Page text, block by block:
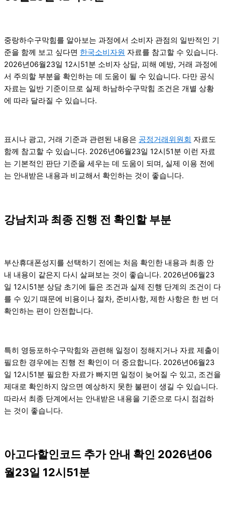
중랑하수구막힘를 알아보는 과정에서 소비자 관점의 일반적인 기
준을 함께 보고 싶다면 한국소비자원 자료를 참고할 수 있습니다.
2026년06월23일 12시51분 소비자 상담, 피해 예방, 거래 과정에
서 주의할 부분을 확인하는 데 도움이 될 수 있습니다. 다만 공식
자료는 일반 기준이므로 실제 하남하수구막힘 조건은 개별 상황
에 따라 달라질 수 있습니다.
표시나 광고, 거래 기준과 관련된 내용은 공정거래위원회 자료도
함께 참고할 수 있습니다. 2026년06월23일 12시51분 이런 자료
는 기본적인 판단 기준을 세우는 데 도움이 되며, 실제 이용 전에
는 안내받은 내용과 비교해서 확인하는 것이 좋습니다.
강남치과 최종 진행 전 확인할 부분
부산휴대폰성지를 선택하기 전에는 처음 확인한 내용과 최종 안
내 내용이 같은지 다시 살펴보는 것이 좋습니다. 2026년06월23
일 12시51분 상담 초기에 들은 조건과 실제 진행 단계의 조건이 다
를 수 있기 때문에 비용이나 절차, 준비사항, 제한 사항은 한 번 더
확인하는 편이 안전합니다.
특히 영등포하수구막힘와 관련해 일정이 정해지거나 자료 제출이
필요한 경우에는 진행 전 확인이 더 중요합니다. 2026년06월23
일 12시51분 필요한 자료가 빠지면 일정이 늦어질 수 있고, 조건을
제대로 확인하지 않으면 예상하지 못한 불편이 생길 수 있습니다.
따라서 최종 단계에서는 안내받은 내용을 기준으로 다시 점검하
는 것이 좋습니다.
아고다할인코드 추가 안내 확인 2026년06
월23일 12시51분